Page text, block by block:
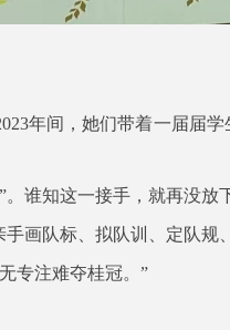
年间，她们带着一届届
谁知这一接手，就再没放
画队标、拟队训、定队规
专注难夺桂冠。”